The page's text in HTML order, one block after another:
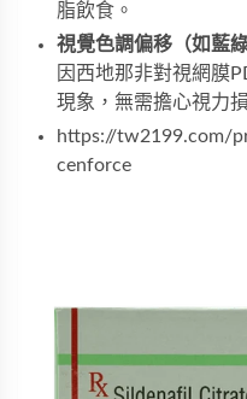
脂飲食。
視覺色調偏移（如藍
因西地那非對視網膜
現象，無需擔心視力
https://tw2199.com/
cenforce